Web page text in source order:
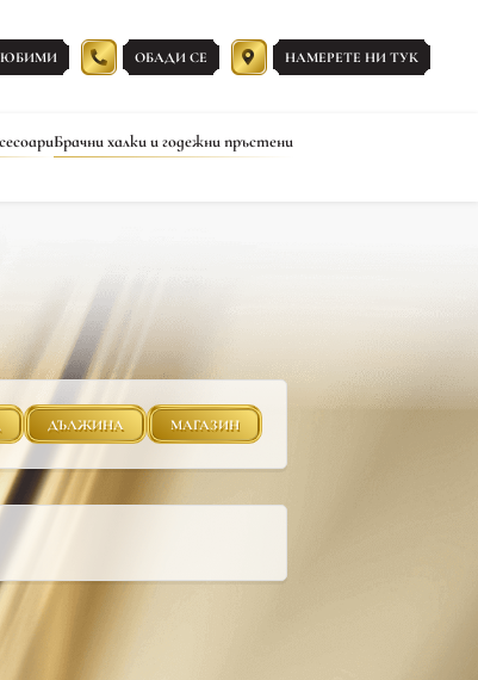
ОБАДИ СЕ НАМЕРЕТЕ НИ ТУК
Брачни халки и годежни пръстени
ДЪЛЖИНА МАГАЗИН